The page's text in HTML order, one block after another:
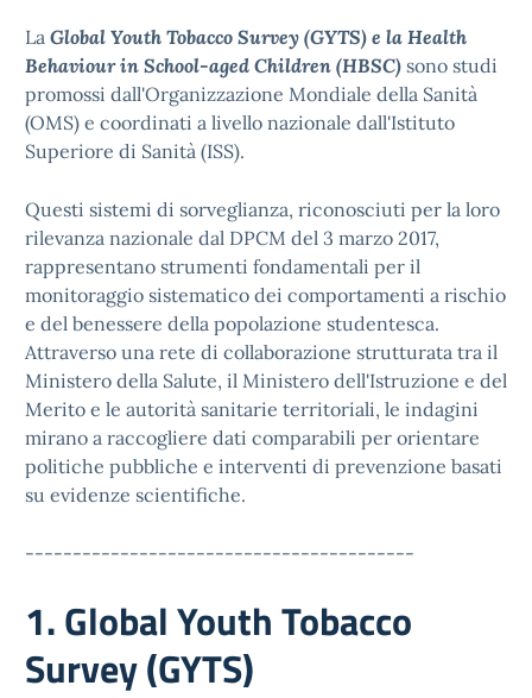
La Global Youth Tobacco Survey (GYTS) e la Health
Behaviour in School-aged Children (HBSC) sono studi
promossi dall'Organizzazione Mondiale della Sanità
(OMS) e coordinati a livello nazionale dall'Istituto
Superiore di Sanità (ISS).
Questi sistemi di sorveglianza, riconosciuti per la loro
rilevanza nazionale dal DPCM del 3 marzo 2017,
rappresentano strumenti fondamentali per il
monitoraggio sistematico dei comportamenti a rischio
e del benessere della popolazione studentesca.
Attraverso una rete di collaborazione strutturata tra il
Ministero della Salute, il Ministero dell'Istruzione e del
Merito e le autorità sanitarie territoriali, le indagini
mirano a raccogliere dati comparabili per orientare
politiche pubbliche e interventi di prevenzione basati
su evidenze scientifiche.
-----------------------------------------
1. Global Youth Tobacco
Survey (GYTS)